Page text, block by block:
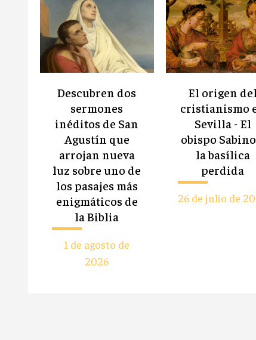
Descubren dos
sermones
inéditos de San
Agustín que
arrojan nueva
luz sobre uno de
los pasajes más
enigmáticos de
la Biblia
1 de agosto de
2026
El origen del
cristianismo
Sevilla - El
obispo
la basílica
perdida
26 de julio de